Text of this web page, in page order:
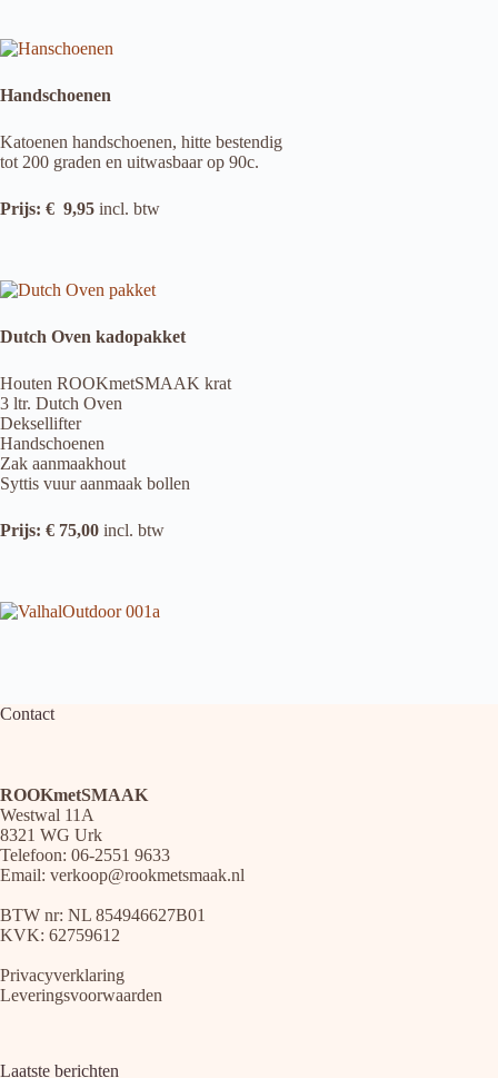
Handschoenen
Katoenen handschoenen, hitte bestendig
tot 200 graden en uitwasbaar op 90c.
Prijs: € 9,95 incl. btw
Dutch Oven kadopakket
Houten ROOKmetSMAAK krat
3 ltr. Dutch Oven
Deksellifter
Handschoenen
Zak aanmaakhout
Syttis vuur aanmaak bollen
Prijs: € 75,00 incl. btw
Contact
ROOKmetSMAAK
Westwal 11A
8321 WG Urk
Telefoon: 06-2551 9633
Email: verkoop@rookmetsmaak.nl
BTW nr: NL 854946627B01
KVK: 62759612
Privacyverklaring
Leveringsvoorwaarden
Laatste berichten